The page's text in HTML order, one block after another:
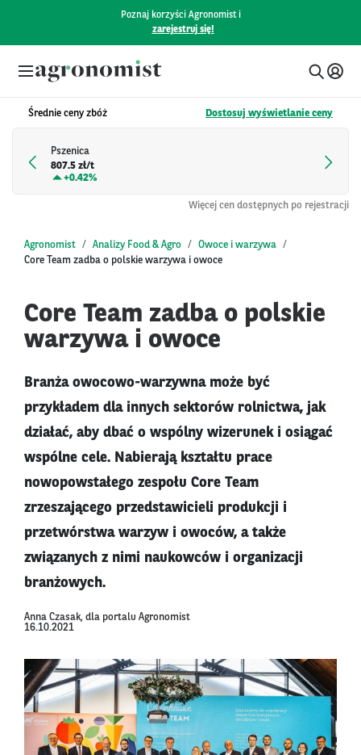
Poznaj korzyści Agronomist i
zarejestruj się!
Średnie ceny zbóż Dostosuj wyświetlanie ceny
Pszenica
807.5 zł/t
+0.42%
Więcej cen dostępnych po rejestracji
Agronomist Analizy Food & Agro
Owoce i warzywa
Core Team zadba o polskie warzywa i owoce
Core Team zadba o polskie
warzywa i owoce
Branża owocowo-warzywna może być
przykładem dla innych sektorów rolnictwa, jak
działać, aby dbać o wspólny wizerunek i osiągać
wspólne cele. Nabierają kształtu prace
nowopowstałego zespołu Core Team
zrzeszającego przedstawicieli produkcji i
przetwórstwa warzyw i owoców, a także
związanych z nimi naukowców i organizacji
branżowych.
Anna Czasak, dla portalu Agronomist
16.10.2021